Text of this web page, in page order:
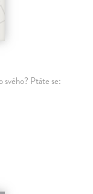
svého? Ptáte se: